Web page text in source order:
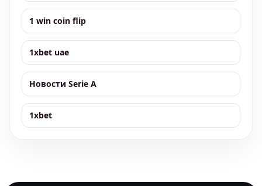
1 win coin flip
1xbet uae
Новости Serie A
1xbet